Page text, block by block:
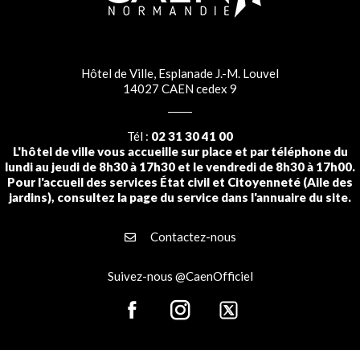
Hôtel de Ville, Esplanade J.-M. Louvel
14027 CAEN cedex 9
Tél : 02 31 30 41 00
L'hôtel de ville vous accueille sur place et par téléphone du
lundi au jeudi de 8h30 à 17h30 et le vendredi de 8h30 à 17h00.
Pour l'accueil des services État civil et Citoyenneté (Aile des
jardins), consultez la page du service dans l'annuaire du site.
Contactez-nous
Suivez-nous @CaenOfficiel